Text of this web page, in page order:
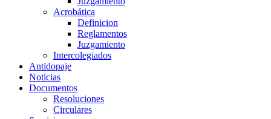
Acrobática
Definicion
Reglamentos
Juzgamiento
Intercolegiados
Antidopaje
Noticias
Documentos
Resoluciones
Circulares